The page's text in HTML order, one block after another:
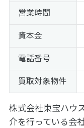
営業時間
資本金
電話番号
買取対象物件
株式会社東宝ハウ
介を行っている会社